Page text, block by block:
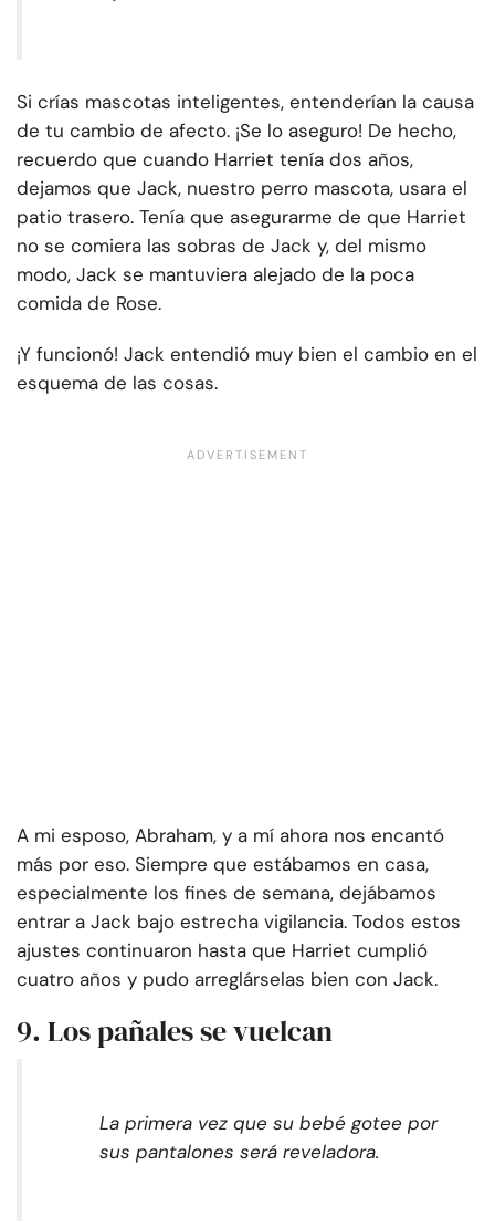
Si crías mascotas inteligentes, entenderían la causa
de tu cambio de afecto. ¡Se lo aseguro! De hecho,
recuerdo que cuando Harriet tenía dos años,
dejamos que Jack, nuestro perro mascota, usara el
patio trasero. Tenía que asegurarme de que Harriet
no se comiera las sobras de Jack y, del mismo
modo, Jack se mantuviera alejado de la poca
comida de Rose.
¡Y funcionó! Jack entendió muy bien el cambio en el
esquema de las cosas.
A mi esposo, Abraham, y a mí ahora nos encantó
más por eso. Siempre que estábamos en casa,
especialmente los fines de semana, dejábamos
entrar a Jack bajo estrecha vigilancia. Todos estos
ajustes continuaron hasta que Harriet cumplió
cuatro años y pudo arreglárselas bien con Jack.
9. Los pañales se vuelcan
La primera vez que su bebé gotee por
sus pantalones será reveladora.